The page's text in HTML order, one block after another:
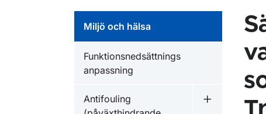
Miljö och hälsa
Funktionsnedsättnings
anpassning
Antifouling
Undermeny